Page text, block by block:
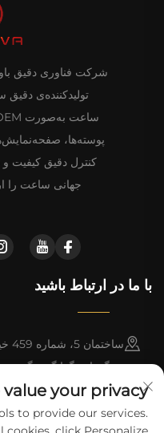
شرکت فناوری دقیق
تولیدکننده‌ی
پوسته‌ها،
کنترل دقیق کیفیت و
جهانی ساعت را
با ما در ارتباط باشید
دونگقوان، گوانگ‌دونگ
+852-8402 6198
value your privacy
to provide our services.